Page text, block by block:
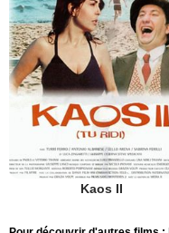
Kaos II